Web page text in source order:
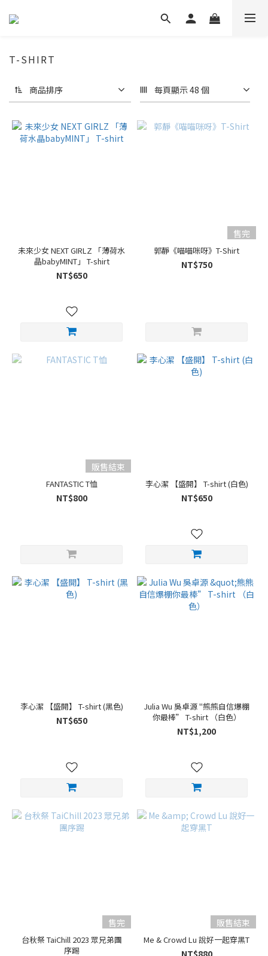
T-SHIRT
商品排序 每頁顯示 48 個
未來少女 NEXT GIRLZ 「薄荷水
晶babyMINT」 T-shirt
NT$650
售完
郭靜《喵喵咪呀》T-Shirt
NT$750
販售結束
FANTASTIC T恤
NT$800
李心潔 【盛開】 T-shirt (白色)
NT$650
李心潔 【盛開】 T-shirt (黑色)
NT$650
Julia Wu 吳卓源 "熊熊自信爆棚
你最棒” T-shirt （白色）
NT$1,200
售完
台秋祭 TaiChill 2023 眾兄弟團
序踢
販售結束
Me & Crowd Lu 說好一起穿黑T
NT$880